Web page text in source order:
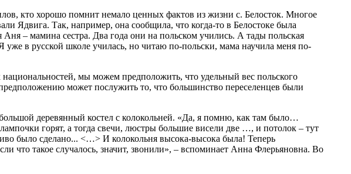
кто хорошо помнит немало ценных фактов из жизни с. Белосток. Многое
Ядвига. Так, например, она сообщила, что когда-то в Белостоке была
– мамина сестра. Два года они на польском учились. А тады польская
в русской школе училась, но читаю по-польски, мама научила меня по-
мы можем предположить, что удельный вес польского
может послужить то, что большинство переселенцев были
деревянный костел с колокольней. «Да, я помню, как там было…
горят, а тогда свечи, люстры большие висели две …, и потолок – тут
было сделано... <…> И колокольня высока-высока была! Теперь
что такое случалось, значит, звонили», – вспоминает Анна Флерьяновна. Во